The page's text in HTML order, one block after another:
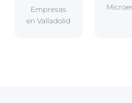
Empresas
en Valladolid